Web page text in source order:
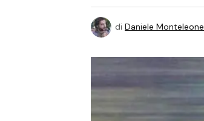
di Daniele Monteleone